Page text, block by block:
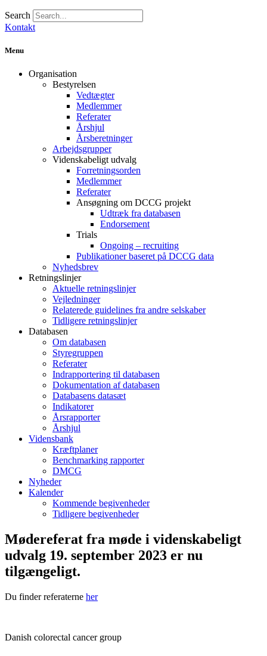
Search
Kontakt
Menu
Organisation
Bestyrelsen
Vedtægter
Medlemmer
Referater
Årshjul
Årsberetninger
Arbejdsgrupper
Videnskabeligt udvalg
Forretningsorden
Medlemmer
Referater
Ansøgning om DCCG projekt
Udtræk fra databasen
Endorsement
Trials
Ongoing – recruiting
Publikationer baseret på DCCG data
Nyhedsbrev
Retningslinjer
Aktuelle retningslinjer
Vejledninger
Relaterede guidelines fra andre selskaber
Tidligere retningslinjer
Databasen
Om databasen
Styregruppen
Referater
Indrapportering til databasen
Dokumentation af databasen
Databasens datasæt
Indikatorer
Årsrapporter
Årshjul
Vidensbank
Kræftplaner
Benchmarking rapporter
DMCG
Nyheder
Kalender
Kommende begivenheder
Tidligere begivenheder
Mødereferat fra møde i videnskabeligt
udvalg 19. september 2023 er nu
tilgængeligt.
Du finder referaterne her
Danish colorectal cancer group